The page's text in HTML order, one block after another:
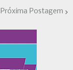
Próxima Postagem